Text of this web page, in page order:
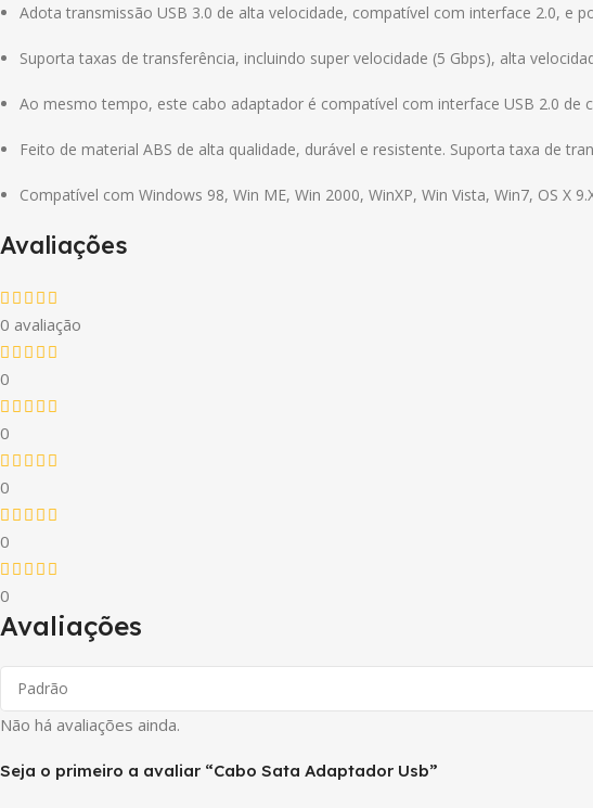
Adota transmissão USB 3.0 de alta velocidade, compatível com interface 2.0, e
Suporta taxas de transferência, incluindo super velocidade (5 Gbps), alta
Ao mesmo tempo, este cabo adaptador é compatível com interface USB 2.0
Feito de material ABS de alta qualidade, durável e resistente. Suporta taxa de
Compatível com Windows 98, Win ME, Win 2000, WinXP, Win Vista, Win7, OS X
Avaliações
0 avaliação
0
0
0
0
0
Avaliações
Não há avaliações ainda.
Seja o primeiro a avaliar “Cabo Sata Adaptador Usb”